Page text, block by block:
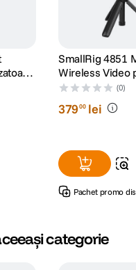
SmallRig 4851
Wireless Video
Phone Vlog Kit
(0)
37900 lei
Pachet promo
categorie